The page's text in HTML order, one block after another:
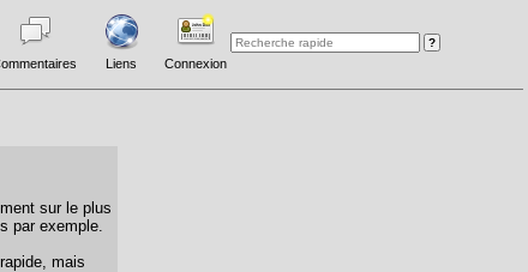
Liens Connexion
sur le plus
par exemple.
mais